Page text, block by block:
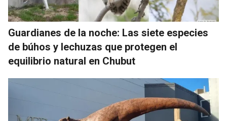
Guardianes de la noche: Las siete especies
de búhos y lechuzas que protegen el
equilibrio natural en Chubut